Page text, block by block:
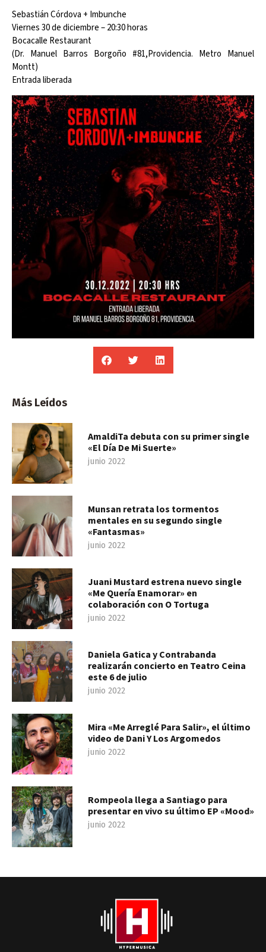
Sebastián Córdova + Imbunche
Viernes 30 de diciembre – 20:30 horas
Bocacalle Restaurant
(Dr. Manuel Barros Borgoño #81,Providencia. Metro Manuel
Montt)
Entrada liberada
Más Leídos
AmaldiTa debuta con su primer single
«El Día De Mi Suerte»
junio 2022
Munsan retrata los tormentos
mentales en su segundo single
«Fantasmas»
junio 2022
Juani Mustard estrena nuevo single
«Me Quería Enamorar» en
colaboración con O Tortuga
junio 2022
Daniela Gatica y Contrabanda
realizarán concierto en Teatro Ceina
este 6 de julio
junio 2022
Mira «Me Arreglé Para Salir», el último
video de Dani Y Los Argomedos
junio 2022
Rompeola llega a Santiago para
presentar en vivo su último EP «Mood»
junio 2022